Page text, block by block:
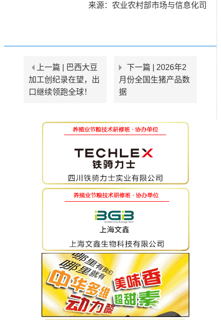
来源：农业农村部市场与信息化司
上一篇 |
巴西大豆
加工创纪录在望，出
口继续领跑全球！
下一篇 | 2026年2
月份全国生猪产品数
据